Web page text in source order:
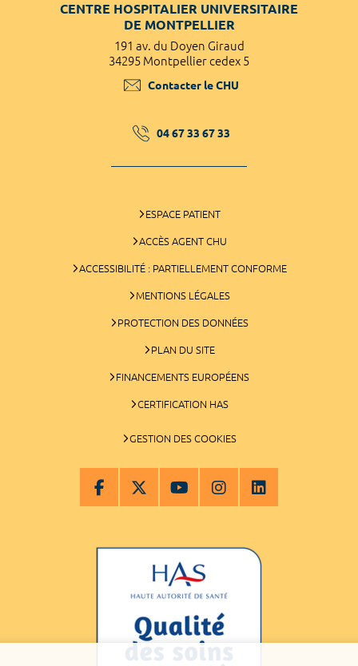
CENTRE HOSPITALIER UNIVERSITAIRE
DE MONTPELLIER
191 av. du Doyen Giraud
34295 Montpellier cedex 5
Contacter le CHU
04 67 33 67 33
ESPACE PATIENT
ACCÈS AGENT CHU
ACCESSIBILITÉ : PARTIELLEMENT CONFORME
MENTIONS LÉGALES
PROTECTION DES DONNÉES
PLAN DU SITE
FINANCEMENTS EUROPÉENS
CERTIFICATION HAS
GESTION DES COOKIES